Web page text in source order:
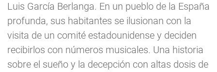
Luis García Berlanga. En un pueblo de la España
profunda, sus habitantes se ilusionan con la
visita de un comité estadounidense y deciden
recibirlos con números musicales. Una historia
sobre el sueño y la decepción con altas dosis de